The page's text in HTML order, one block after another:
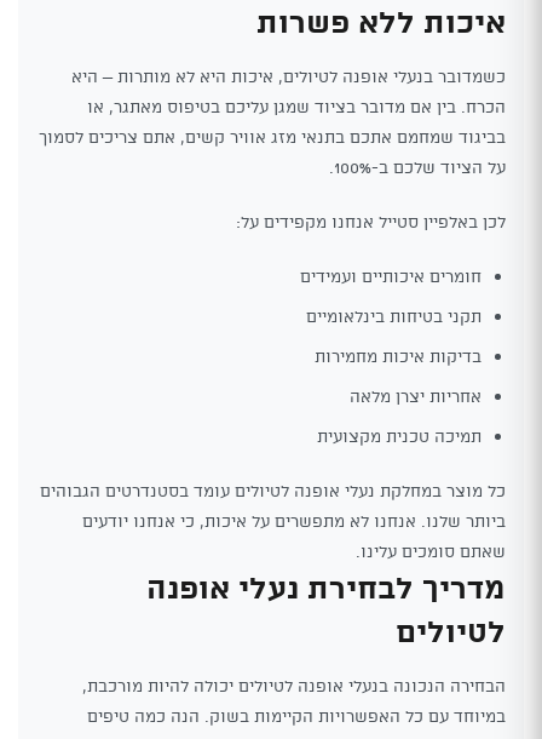
איכות ללא פשרות
כשמדובר בנעלי אופנה לטיולים, איכות היא לא מותרות – היא
הכרח. בין אם מדובר בציוד שמגן עליכם בטיפוס מאתגר, או
בביגוד שמחמם אתכם בתנאי מזג אוויר קשים, אתם צריכים לסמוך
על הציוד שלכם ב-100%.
לכן באלפיין סטייל אנחנו מקפידים על:
חומרים איכותיים ועמידים
תקני בטיחות בינלאומיים
בדיקות איכות מחמירות
אחריות יצרן מלאה
תמיכה טכנית מקצועית
כל מוצר במחלקת נעלי אופנה לטיולים עומד בסטנדרטים הגבוהים
ביותר שלנו. אנחנו לא מתפשרים על איכות, כי אנחנו יודעים
שאתם סומכים עלינו.
מדריך לבחירת נעלי אופנה
לטיולים
הבחירה הנכונה בנעלי אופנה לטיולים יכולה להיות מורכבת,
במיוחד עם כל האפשרויות הקיימות בשוק. הנה כמה טיפים